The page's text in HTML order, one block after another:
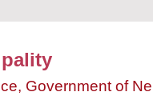
Government of